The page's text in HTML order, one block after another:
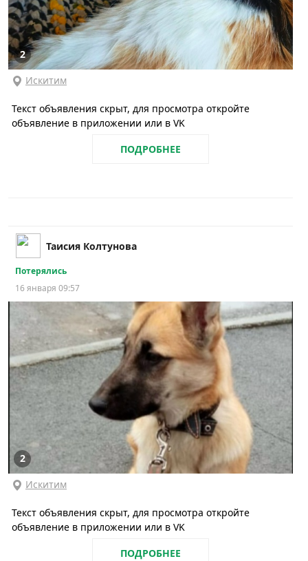
2
Искитим
Текст объявления скрыт, для просмотра откройте
объявление в приложении или в VK
ПОДРОБНЕЕ
Таисия Колтунова
Потерялись
16 января 09:57
2
Искитим
Текст объявления скрыт, для просмотра откройте
объявление в приложении или в VK
ПОДРОБНЕЕ